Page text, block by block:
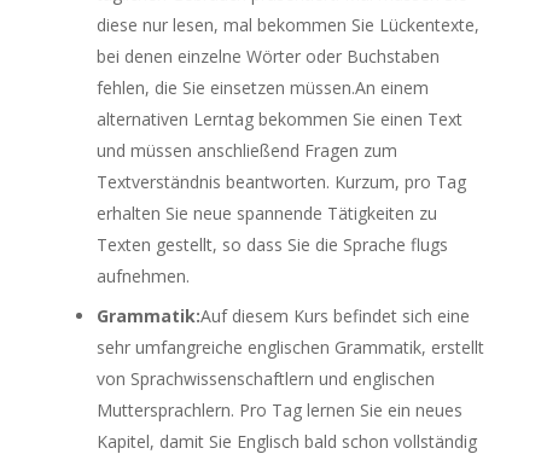
diese nur lesen, mal bekommen Sie Lückentexte,
bei denen einzelne Wörter oder Buchstaben
fehlen, die Sie einsetzen müssen.An einem
alternativen Lerntag bekommen Sie einen Text
und müssen anschließend Fragen zum
Textverständnis beantworten. Kurzum, pro Tag
erhalten Sie neue spannende Tätigkeiten zu
Texten gestellt, so dass Sie die Sprache flugs
aufnehmen.
Grammatik:Auf diesem Kurs befindet sich eine
sehr umfangreiche englischen Grammatik, erstellt
von Sprachwissenschaftlern und englischen
Muttersprachlern. Pro Tag lernen Sie ein neues
Kapitel, damit Sie Englisch bald schon vollständig